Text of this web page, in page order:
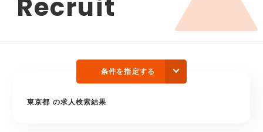
Recruit
条件を指定する
東京都 の求人検索結果